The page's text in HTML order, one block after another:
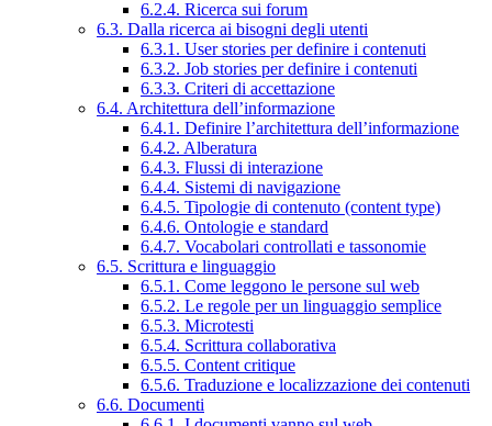
6.2.4. Ricerca sui forum
6.3. Dalla ricerca ai bisogni degli utenti
6.3.1. User stories per definire i contenuti
6.3.2. Job stories per definire i contenuti
6.3.3. Criteri di accettazione
6.4. Architettura dell’informazione
6.4.1. Definire l’architettura dell’informazione
6.4.2. Alberatura
6.4.3. Flussi di interazione
6.4.4. Sistemi di navigazione
6.4.5. Tipologie di contenuto (content type)
6.4.6. Ontologie e standard
6.4.7. Vocabolari controllati e tassonomie
6.5. Scrittura e linguaggio
6.5.1. Come leggono le persone sul web
6.5.2. Le regole per un linguaggio semplice
6.5.3. Microtesti
6.5.4. Scrittura collaborativa
6.5.5. Content critique
6.5.6. Traduzione e localizzazione dei contenuti
6.6. Documenti